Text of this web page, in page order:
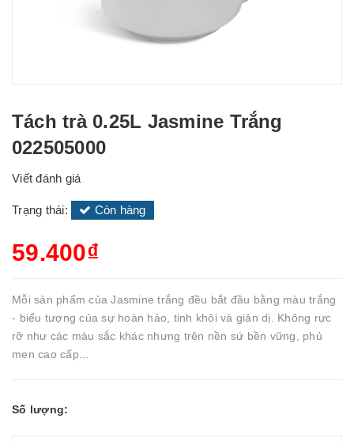
Tách trà 0.25L Jasmine Trắng
022505000
Viết đánh giá
Trạng thái: Còn hàng
59.400₫
Mỗi sản phẩm của Jasmine trắng đều bắt đầu bằng màu trắng
- biểu tượng của sự hoàn hảo, tinh khôi và giản dị. Không rực
rỡ như các màu sắc khác nhưng trên nền sứ bền vững, phủ
men cao cấp...
Số lượng: